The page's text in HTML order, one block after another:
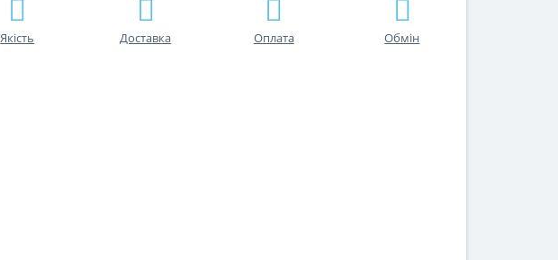
Якість Доставка Оплата Обмін